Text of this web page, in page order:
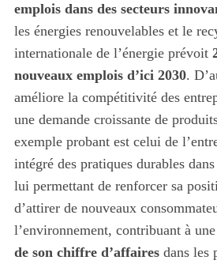
emplois dans des secteurs
les énergies renouvelables et le
internationale de l’énergie prévoit
nouveaux emplois d’ici 2030.
améliore la compétitivité des
une demande croissante de
exemple probant est celui de
intégré des pratiques durables
lui permettant de renforcer sa
d’attirer de nouveaux
l’environnement, contribuant à
de son chiffre d’affairesdans les